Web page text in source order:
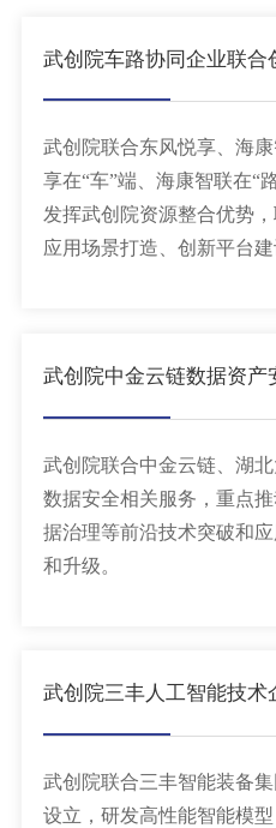
武创院车路协同企业联合
武创院联合东风悦享、海
享在“车”端、海康智联在“
发挥武创院资源整合优势
应用场景打造、创新平台建
武创院中金云链数据资产
武创院联合中金云链、湖
数据安全相关服务，重点
据治理等前沿技术突破和
和升级。
武创院三丰人工智能技术
武创院联合三丰智能装备
设立，研发高性能智能模